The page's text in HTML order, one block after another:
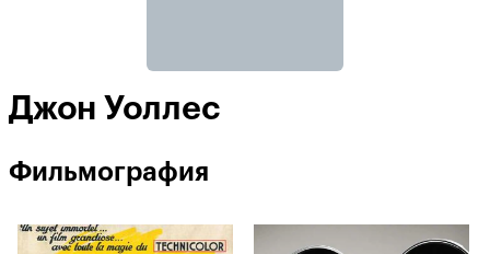
Джон Уоллес
Фильмография